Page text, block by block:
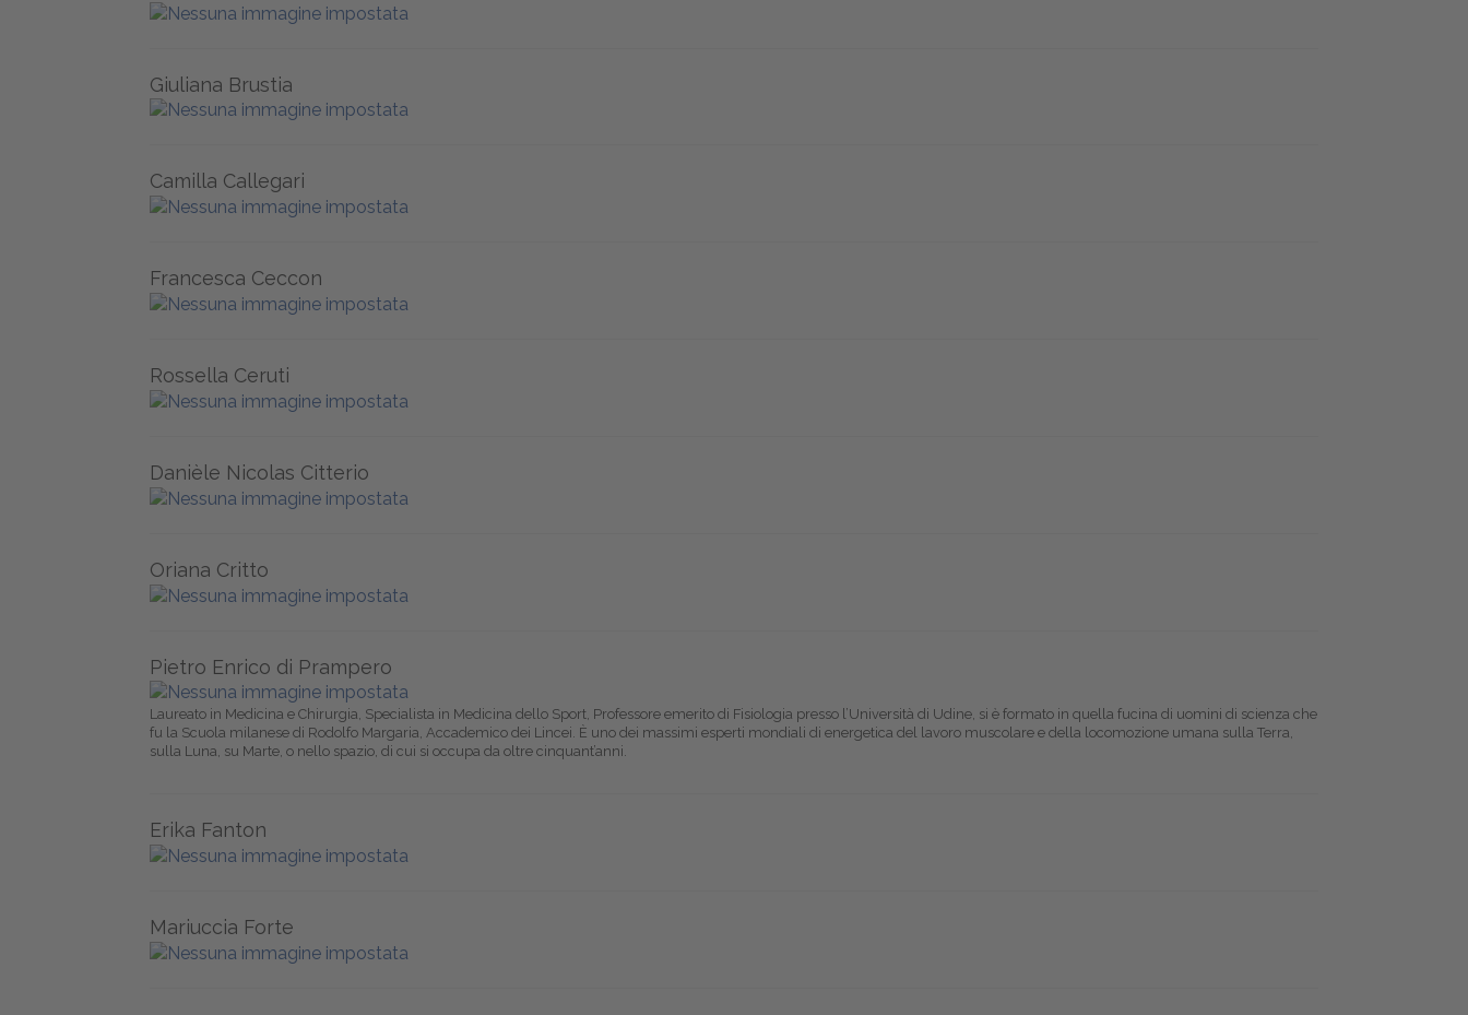
Giuliana Brustia
Camilla Callegari
Francesca Ceccon
Rossella Ceruti
Danièle Nicolas Citterio
Oriana Critto
Pietro Enrico di Prampero
Laureato in Medicina e Chirurgia, Specialista in Medicina dello Sport, Professore emerito di Fisiologia presso l’Università di Udine, si è formato in quella fucina di uomini di scienza che
fu la Scuola milanese di Rodolfo Margaria, Accademico dei Lincei. È uno dei massimi esperti mondiali di energetica del lavoro muscolare e della locomozione umana sulla Terra,
sulla Luna, su Marte, o nello spazio, di cui si occupa da oltre cinquant’anni.
Erika Fanton
Mariuccia Forte